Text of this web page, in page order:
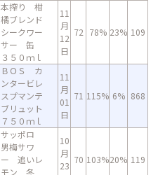
本搾り 柑
橘ブレンド
シークワー
サー 缶
３５０ｍｌ
11
月
12
日
72 78% 23% 109
ＢＯＳ カ
ンタービレ
スプマンテ
ブリュット
７５０ｍｌ
11
月
01
日
71 115% 6% 868
サッポロ
男梅サワ
ー 追いレ
モン 冬
10
月
23
70 103%20% 119